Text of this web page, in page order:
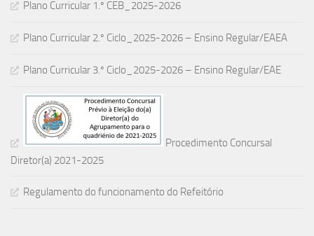
Plano Curricular 1.º CEB_2025-2026
Plano Curricular 2.º Ciclo_2025-2026 – Ensino Regular/EAEA
Plano Curricular 3.º Ciclo_2025-2026 – Ensino Regular/EAE
Procedimento Concursal
Diretor(a) 2021-2025
Regulamento do funcionamento do Refeitório